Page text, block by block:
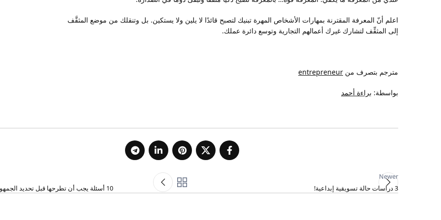
اعلم أنّ المعرفة المقترنة بمهارات الأشخاص المهرة تبنيك لتصبح قائدًا لا يلين ولا يستكين. بل وتنقلك من موضع المثقَّف
إلى المثقِّف لتشارك غيرك أعمالهم التجارية وتوسع دائرة عملك.
مترجم بتصرف من entrepreneur
بواسطة: براءة أحمد
Newer
3 دراسات حالة تسويقية إبداعية!
10 أسئلة يجب أن تطرحها قبل تحديد الجمهور المستهدف